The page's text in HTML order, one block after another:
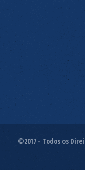
©2017 - Todos os